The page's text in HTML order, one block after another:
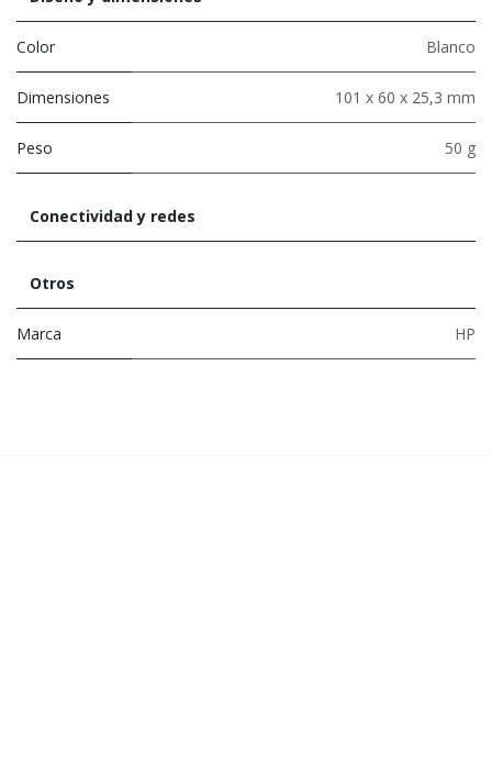
Color Blanco
Dimensiones 101 x 60 x 25,3 mm
Peso 50 g
Conectividad y redes
Otros
Marca HP